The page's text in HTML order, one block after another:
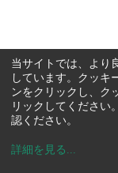
当サイトでは、より
しています。クッキ
ンをクリックし、ク
リックしてください
認ください。
詳細を見る ...